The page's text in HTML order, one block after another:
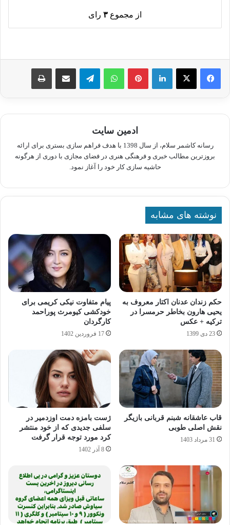
از مجموع ۳ رای
لینکدین پینترستواتس آپ تلگرام اشتراک گذاری از طریق ایمیل چاپ
ادمین سایت
رسانه کاشمر سلام، از سال 1398 با هدف فراهم سازی بستری برای ارائه
بروزترین مطالب خبری و فرهنگی هنری در فضای مجازی با دوری از هرگونه
حاشیه سازی کار خود را آغاز نمود.
نوشته های مشابه
حکم زندان عدنان اکتار معروف به
یحیی هارون بخاطر حرمسرا در
ترکیه + عکس
23 دی 1399
پیام متفاوت نیکی کریمی برای
خودکشی کیومرث پوراحمد
کارگردان
17 فروردین 1402
قاب عاشقانه شبنم قربانی بازیگر
نقش اصلی طوبی
31 مرداد 1403
ژست بامزه دمت اوزدمیر در
سلفی جدیدی که از خود منتشر
کرد مورد توجه قرار گرفت
8 آذر 1402